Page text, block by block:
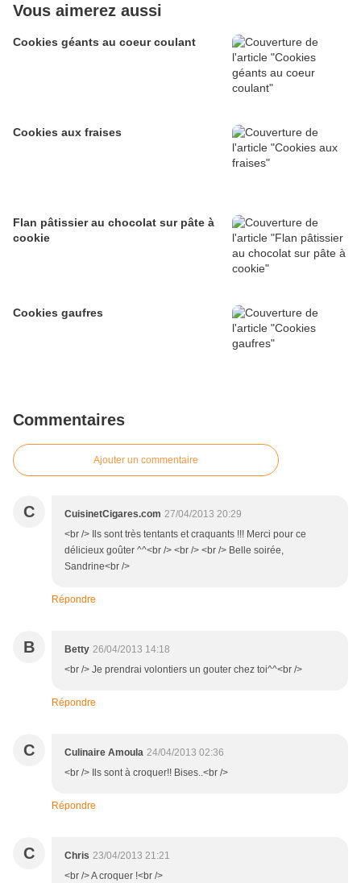
Vous aimerez aussi
Cookies géants au coeur coulant
Cookies aux fraises
Flan pâtissier au chocolat sur pâte à
cookie
Cookies gaufres
Commentaires
Ajouter un commentaire
C CuisinetCigares.com 27/04/2013 20:29
<br /> Ils sont très tentants et craquants !!! Merci pour ce
délicieux goûter ^^<br /> <br /> <br /> Belle soirée,
Sandrine<br />
Répondre
B Betty 26/04/2013 14:18
<br /> Je prendrai volontiers un gouter chez toi^^<br />
Répondre
C Culinaire Amoula 24/04/2013 02:36
<br /> Ils sont à croquer!! Bises..<br />
Répondre
C Chris 23/04/2013 21:21
<br /> A croquer !<br />